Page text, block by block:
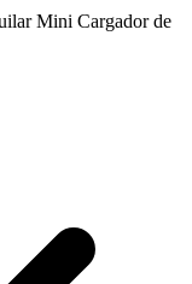
Mini Cargador de